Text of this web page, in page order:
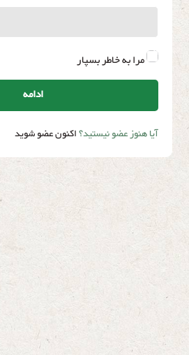
مرا به خاطر بسپار
ادامه
آیا هنوز عضو نیستید؟اکنون عضو شوید